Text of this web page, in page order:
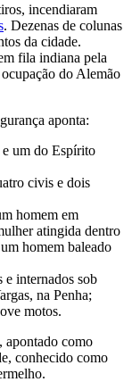
incendiaram
. Dezenas de colunas
da cidade.
fila indiana pela
do Alemão
aponta:
e um do Espírito
civis e dois
homem em
atingida dentro
homem baleado
e internados sob
na Penha;
motos.
apontado como
conhecido como